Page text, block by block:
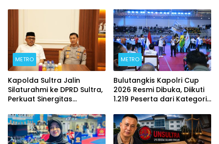
METRO
Kapolda Sultra Jalin
Silaturahmi ke DPRD Sultra,
Perkuat Sinergitas
Kemajuan Daerah
METRO
Bulutangkis Kapolri Cup
2026 Resmi Dibuka, Diikuti
1.219 Peserta dari Kategori